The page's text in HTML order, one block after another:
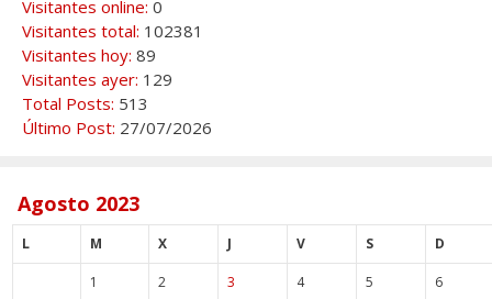
Visitantes online: 0
Visitantes total: 102381
Visitantes hoy: 89
Visitantes ayer: 129
Total Posts: 513
Último Post: 27/07/2026
Agosto 2023
L M X J V S D
1 2 3 4 5 6